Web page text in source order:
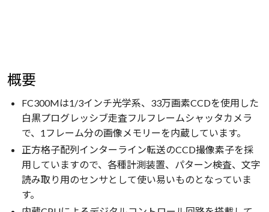
概要
FC300Mは1/3インチ光学系、33万画素CCDを使用した
白黒プログレッシブ走査フルフレームシャッタカメラ
で、1フレーム分の画像メモリーを内蔵しています。
正方格子配列インターライン転送のCCD撮像素子を採
用していますので、各種計測装置、パターン検査、文字
読み取り用のセンサとして使い易いものとなっていま
す。